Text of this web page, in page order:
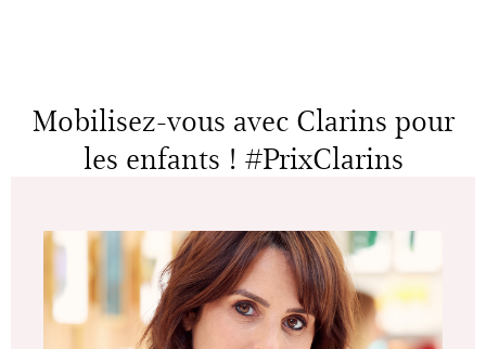
Mobilisez-vous avec Clarins pour
les enfants ! #PrixClarins